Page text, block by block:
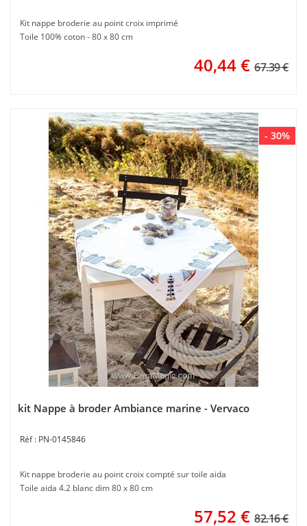
Kit nappe broderie au point croix imprimé
Toile 100% coton - 80 x 80 cm
40,44€ 67.39 €
- 30%
kit Nappe à broder Ambiance marine - Vervaco
PN-0145846
Kit nappe broderie au point croix compté sur toile aida
Toile aida 4.2 blanc dim 80 x 80 cm
57,52 € 82.16 €